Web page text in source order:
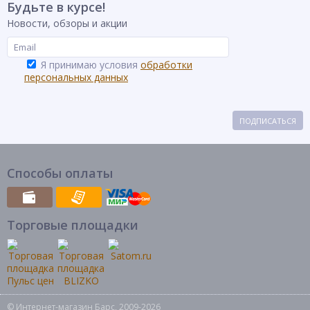
Будьте в курсе!
Новости, обзоры и акции
Я принимаю условия обработки
персональных данных
ПОДПИСАТЬСЯ
Способы оплаты
Торговые площадки
© Интернет-магазин Барс, 2009-2026